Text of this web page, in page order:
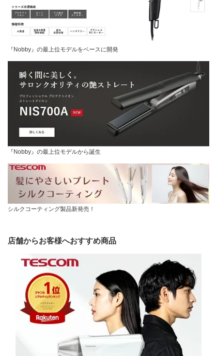
『Nobby』の最上位モデルをベースに開発
『Nobby』の最上位モデルから誕生
シルクコーティング製品新発売！
店舗からお客様へおすすめ商品